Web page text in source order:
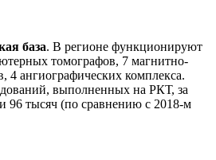
база. В регионе функционируют
томографов, 7 магнитно-
4 ангиографических комплекса.
выполненных на РКТ, за
96 тысяч (по сравнению с 2018-м